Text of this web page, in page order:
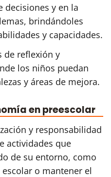
decisiones y en la
brindándoles
y capacidades.
de reflexión y
los niños puedan
y áreas de mejora.
en preescolar
y responsabilidad
actividades que
de su entorno, como
o mantener el